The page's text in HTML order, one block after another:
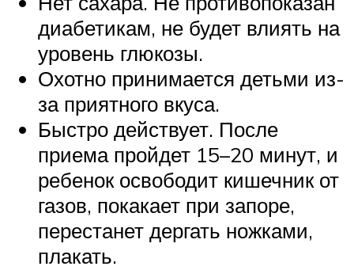
диабетикам, не будет влиять на
уровень глюкозы.
Охотно принимается детьми из-
за приятного вкуса.
Быстро действует. После
приема пройдет 15–20 минут, и
ребенок освободит кишечник от
газов, покакает при запоре,
перестанет дергать ножками,
плакать.